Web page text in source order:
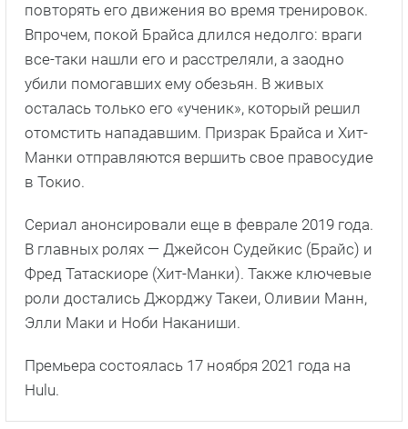
повторять его движения во время тренировок.
Впрочем, покой Брайса длился недолго: враги
все-таки нашли его и расстреляли, а заодно
убили помогавших ему обезьян. В живых
осталась только его «ученик», который решил
отомстить нападавшим. Призрак Брайса и Хит-
Манки отправляются вершить свое правосудие
в Токио.
Сериал анонсировали еще в феврале 2019 года.
В главных ролях — Джейсон Судейкис (Брайс) и
Фред Татаскиоре (Хит-Манки). Также ключевые
роли достались Джорджу Такеи, Оливии Манн,
Элли Маки и Ноби Наканиши.
Премьера состоялась 17 ноября 2021 года на
Hulu.